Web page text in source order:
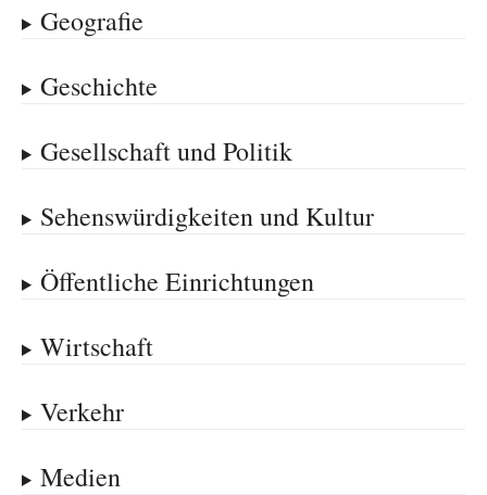
Geografie
Geschichte
Gesellschaft und Politik
Sehenswürdigkeiten und Kultur
Öffentliche Einrichtungen
Wirtschaft
Verkehr
Medien